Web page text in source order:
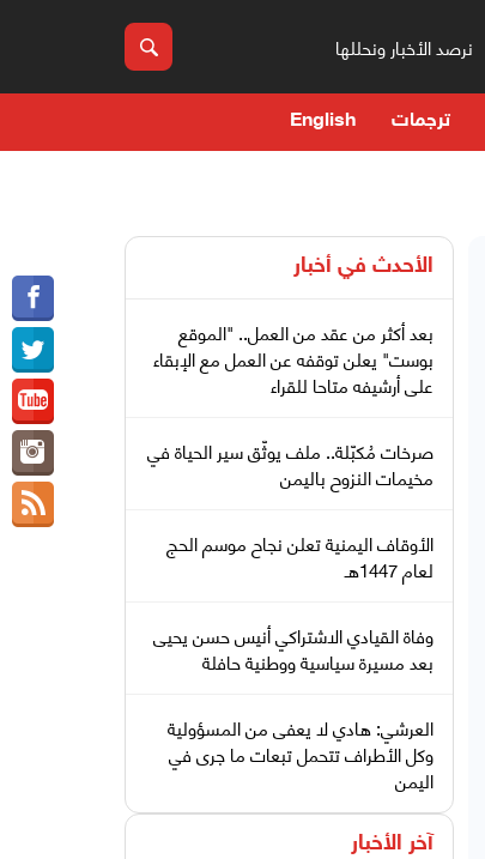
نرصد الأخبار ونحللها
ترجمات English
الأحدث في أخبار
بعد أكثر من عقد من العمل.. "الموقع
بوست" يعلن توقفه عن العمل مع الإبقاء
على أرشيفه متاحا للقراء
صرخات مُكبّلة.. ملف يوثّق سير الحياة في
مخيمات النزوح باليمن
الأوقاف اليمنية تعلن نجاح موسم الحج
لعام 1447هـ
وفاة القيادي الاشتراكي أنيس حسن يحيى
بعد مسيرة سياسية ووطنية حافلة
العرشي: هادي لا يعفى من المسؤولية
وكل الأطراف تتحمل تبعات ما جرى في
اليمن
آخر الأخبار